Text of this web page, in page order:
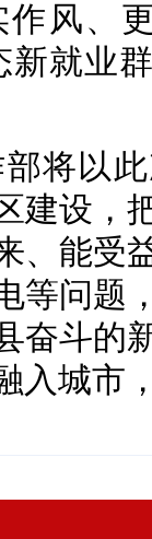
风、
新就业
将以
建设，
、能受
等问题
奋斗的
入城市